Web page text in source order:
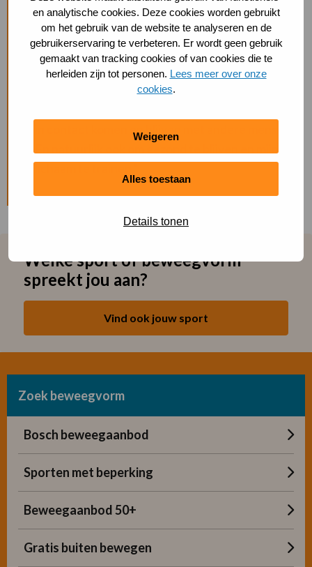
en analytische cookies. Deze cookies worden gebruikt
om het gebruik van de website te analyseren en de
gebruikerservaring te verbeteren. Er wordt geen gebruik
gemaakt van tracking cookies of van cookies die te
herleiden zijn tot personen. Lees meer over onze
cookies.
Weigeren
Alles toestaan
Details tonen
iedereen respecteert dat. Met skaten heb je ook
veel vrijheid. Je bent niet gebonden aan
trainingstijden of aan andere mensen.
Naast het skaten doe ik aan fitness. Sport is
in contact komen en blijven met andere mensen.
En natuurlijk ook om gezond te blijven en mijn
Welke sport of beweegvorm
spreekt jou aan?
Vind ook jouw sport
Zoek beweegvorm
Bosch beweegaanbod
Sporten met beperking
Beweegaanbod 50+
Gratis buiten bewegen